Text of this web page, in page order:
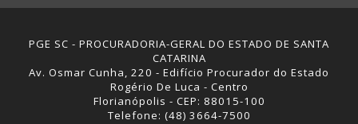
PGE SC - PROCURADORIA-GERAL DO ESTADO DE SANTA
CATARINA
Av. Osmar Cunha, 220 - Edifício Procurador do Estado
Rogério De Luca - Centro
Florianópolis - CEP: 88015-100
Telefone: (48) 3664-7500